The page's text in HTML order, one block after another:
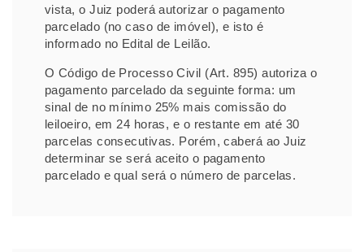
vista, o Juiz poderá autorizar o pagamento
parcelado (no caso de imóvel), e isto é
informado no Edital de Leilão.
O Código de Processo Civil (Art. 895) autoriza o
pagamento parcelado da seguinte forma: um
sinal de no mínimo 25% mais comissão do
leiloeiro, em 24 horas, e o restante em até 30
parcelas consecutivas. Porém, caberá ao Juiz
determinar se será aceito o pagamento
parcelado e qual será o número de parcelas.